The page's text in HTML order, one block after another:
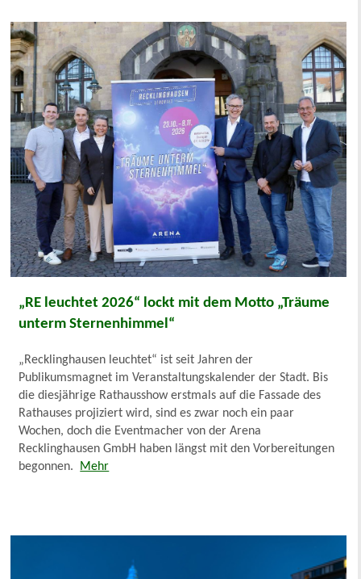
„RE leuchtet 2026“ lockt mit dem Motto „Träume
unterm Sternenhimmel“
„Recklinghausen leuchtet“ ist seit Jahren der
Publikumsmagnet im Veranstaltungskalender der Stadt. Bis
die diesjährige Rathausshow erstmals auf die Fassade des
Rathauses projiziert wird, sind es zwar noch ein paar
Wochen, doch die Eventmacher von der Arena
Recklinghausen GmbH haben längst mit den Vorbereitungen
begonnen. Mehr